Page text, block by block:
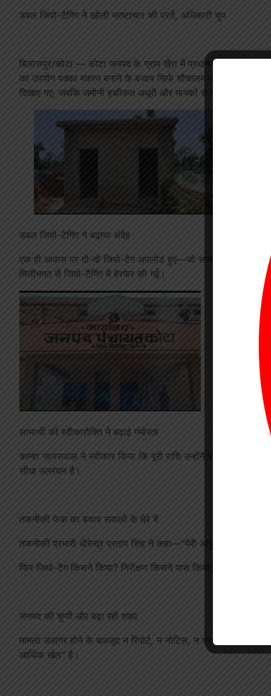
डबल जियो-टैगिंग ने खोली भ्रष्टाचार की परतें, अधिकारी चुप
बिलासपुर/कोटा — कोटा जनपद के ग्राम खैरा में प्रधानमंत्री आवास
का उपयोग पक्का मकान बनाने के बजाय सिर्फ शौचालय और छोटे कमरों के
दिखाए गए, जबकि जमीनी हकीकत अधूरी और मानकों से परे निकली।
डबल जियो-टैगिंग ने बढ़ाया संदेह
एक ही आवास पर दो-दो जियो-टैग अपलोड हुए—जो साफ संकेत है कि या
मिलीभगत से जियो-टैगिंग में हेरफेर की गई।
लाभार्थी की स्वीकारोक्ति ने बढ़ाई गंभीरता
कान्हा जायसवाल ने स्वीकार किया कि पूरी राशि उन्होंने शौचालय और
सीधा उल्लंघन है।
तकनीकी फेक का बचाव सवालों के घेरे में
तकनीकी प्रभारी धीरेन्द्र प्रताप सिंह ने कहा—“मेरी अनुमति के बिना
फिर जियो-टैग किसने किया? निरीक्षण किसने पास किया? यह बयान
जनपद की चुप्पी और बढ़ा रही शंका
मामला उजागर होने के बावजूद न रिपोर्ट, न नोटिस, न प्रारंभिक
आर्थिक खेल” है।